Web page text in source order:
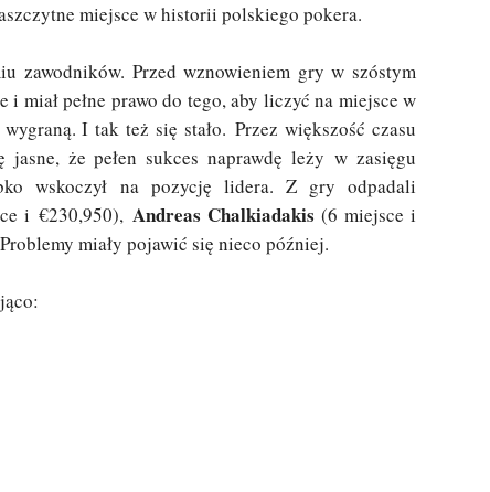
miejsce w historii polskiego pokera.
zawodników. Przed wznowieniem gry w szóstym
miał pełne prawo do tego, aby liczyć na miejsce w
I tak też się stało. Przez większość czasu
że pełen sukces naprawdę leży w zasięgu
wskoczył na pozycję lidera. Z gry odpadali
i €230,950), Andreas Chalkiadakis (6 miejsce i
miały pojawić się nieco później.